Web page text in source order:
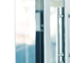
de votre
prise de